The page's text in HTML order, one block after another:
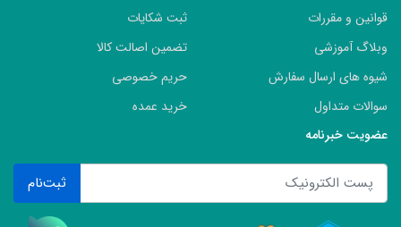
قوانین و مقررات
وبلاگ آموزشی
شیوه های ارسال سفارش
سوالات متداول
ثبت شکایات
تضمین اصالت کالا
حریم خصوصی
خرید عمده
عضویت خبرنامه
ثبت‌نام